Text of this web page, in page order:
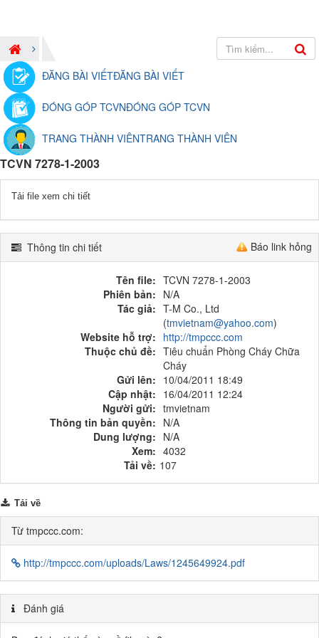
ĐĂNG BÀI VIẾTĐĂNG BÀI VIẾT
ĐÓNG GÓP TCVNĐÓNG GÓP TCVN
TRANG THÀNH VIÊNTRANG THÀNH VIÊN
TCVN 7278-1-2003
Tải file xem chi tiết
Báo link hỏng
Thông tin chi tiết
Tên file: TCVN 7278-1-2003
Phiên bản: N/A
Tác giả: T-M Co., Ltd
(tmvietnam@yahoo.com)
Website hỗ trợ: http://tmpccc.com
Thuộc chủ đề: Tiêu chuẩn Phòng Cháy Chữa
Cháy
Gửi lên: 10/04/2011 18:49
Cập nhật: 16/04/2011 12:24
Người gửi: tmvietnam
Thông tin bản quyền: N/A
Dung lượng: N/A
Xem: 4032
Tải về: 107
Tải về
Từ tmpccc.com:
http://tmpccc.com/uploads/Laws/1245649924.pdf
Đánh giá